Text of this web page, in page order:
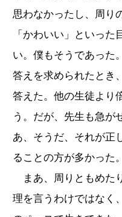
思わなかったし、周り
「かわいい」といっ
い。僕もそうであった
答えを求められたとき
答えた。他の生徒より
う。だが、先生も急が
あ、そうだ、それが正
ることの方が多かった。
まあ、周りともめた
理を言うわけではなく